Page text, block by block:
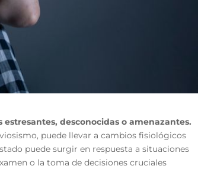
estresantes, desconocidas o amenazantes.
puede llevar a cambios fisiológicos
puede surgir en respuesta a situaciones
o la toma de decisiones cruciales